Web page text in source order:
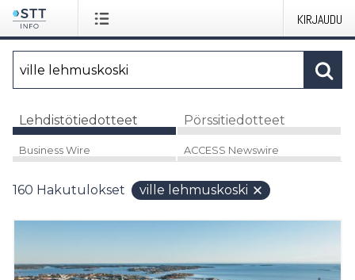
KIRJAUDU
Lehdistötiedotteet Pörssitiedotteet
Business Wire ACCESS Newswire
160 Hakutulokset ville lehmuskoski